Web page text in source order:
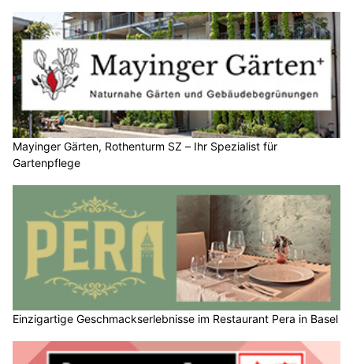
Mayinger Gärten, Rothenturm SZ – Ihr Spezialist für
Gartenpflege
Einzigartige Geschmackserlebnisse im Restaurant Pera in Basel